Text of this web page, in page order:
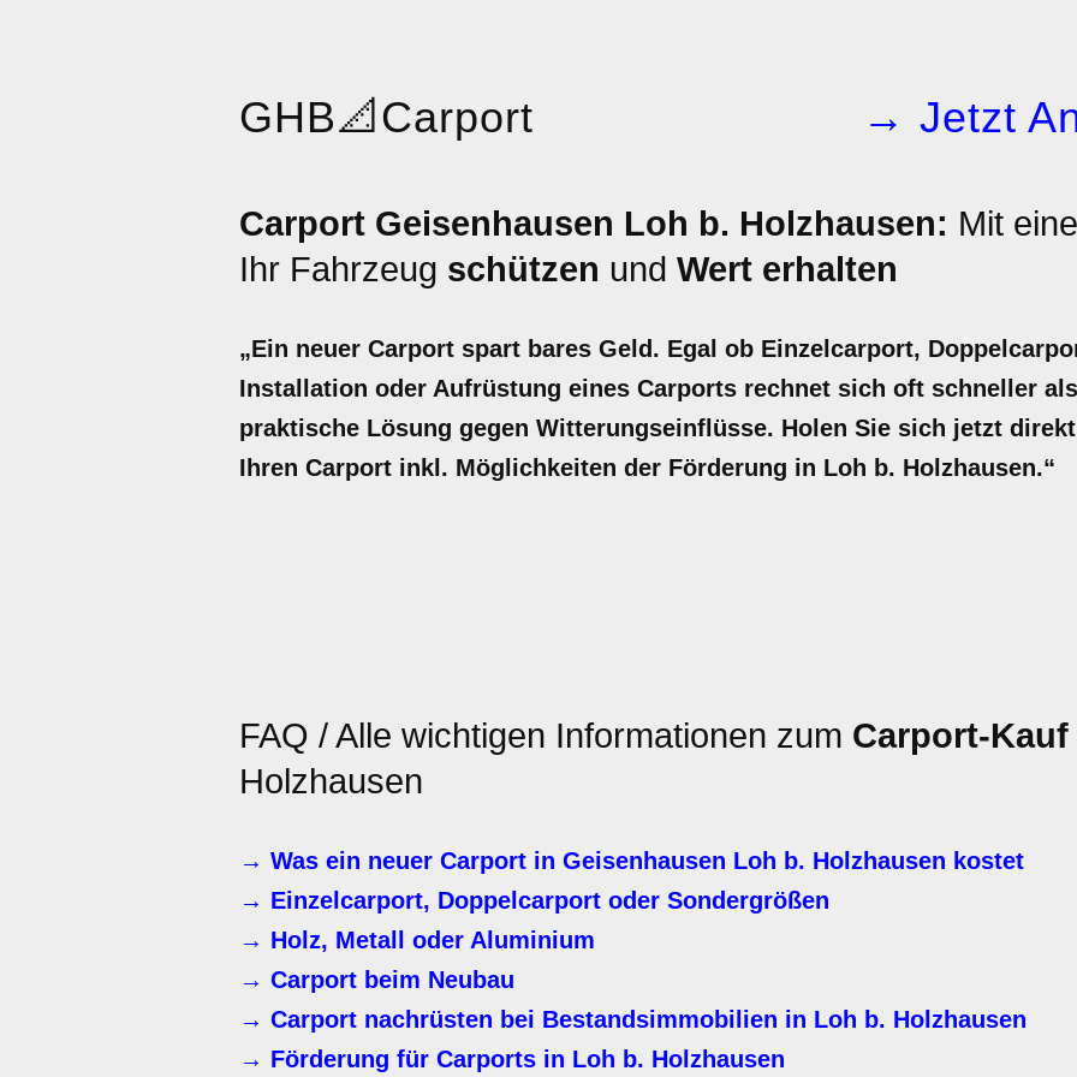
GHB📐Carport → Jetzt
Carport Geisenhausen Loh b. Holzhausen: Mit
Ihr Fahrzeug schützen und Wert erhalten
„Ein neuer Carport spart bares Geld. Egal ob Einzelcarport,
Installation oder Aufrüstung eines Carports rechnet sich oft schneller
praktische Lösung gegen Witterungseinflüsse. Holen Sie sich jetzt
Ihren Carport inkl. Möglichkeiten der Förderung in Loh b. Holzhausen.“
FAQ / Alle wichtigen Informationen zum Carport-Kauf
Holzhausen
→ Was ein neuer Carport in Geisenhausen Loh b. Holzhausen kostet
→ Einzelcarport, Doppelcarport oder Sondergrößen
→ Holz, Metall oder Aluminium
→ Carport beim Neubau
→ Carport nachrüsten bei Bestandsimmobilien in Loh b. Holzhausen
→ Förderung für Carports in Loh b. Holzhausen